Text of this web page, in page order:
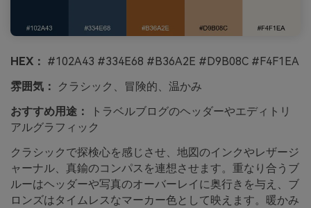
HEX： #102A43 #334E68 #B36A2E #D9B08C #F4F1EA
雰囲気：
クラシック、冒険的、温かみ
おすすめ用途：
トラベルブログのヘッダーやエディトリ
アルグラフィック
クラシックで探検心を感じさせ、地図のインクやレザージ
ャーナル、真鍮のコンパスを連想させます。重なり合うブ
ルーはヘッダーや写真のオーバーレイに奥行きを与え、ブ
ロンズはタイムレスなマーカー色として映えます。暖かみ